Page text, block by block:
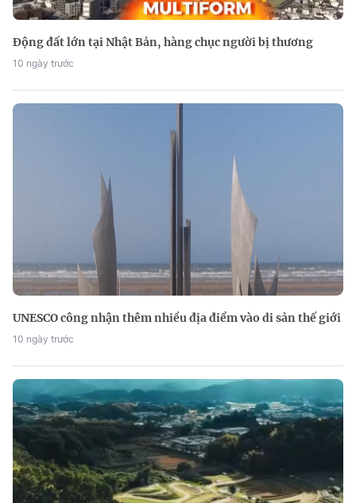
Động đất lớn tại Nhật Bản, hàng chục người bị thương
10 ngày trước
UNESCO công nhận thêm nhiều địa điểm vào di sản thế giới
10 ngày trước